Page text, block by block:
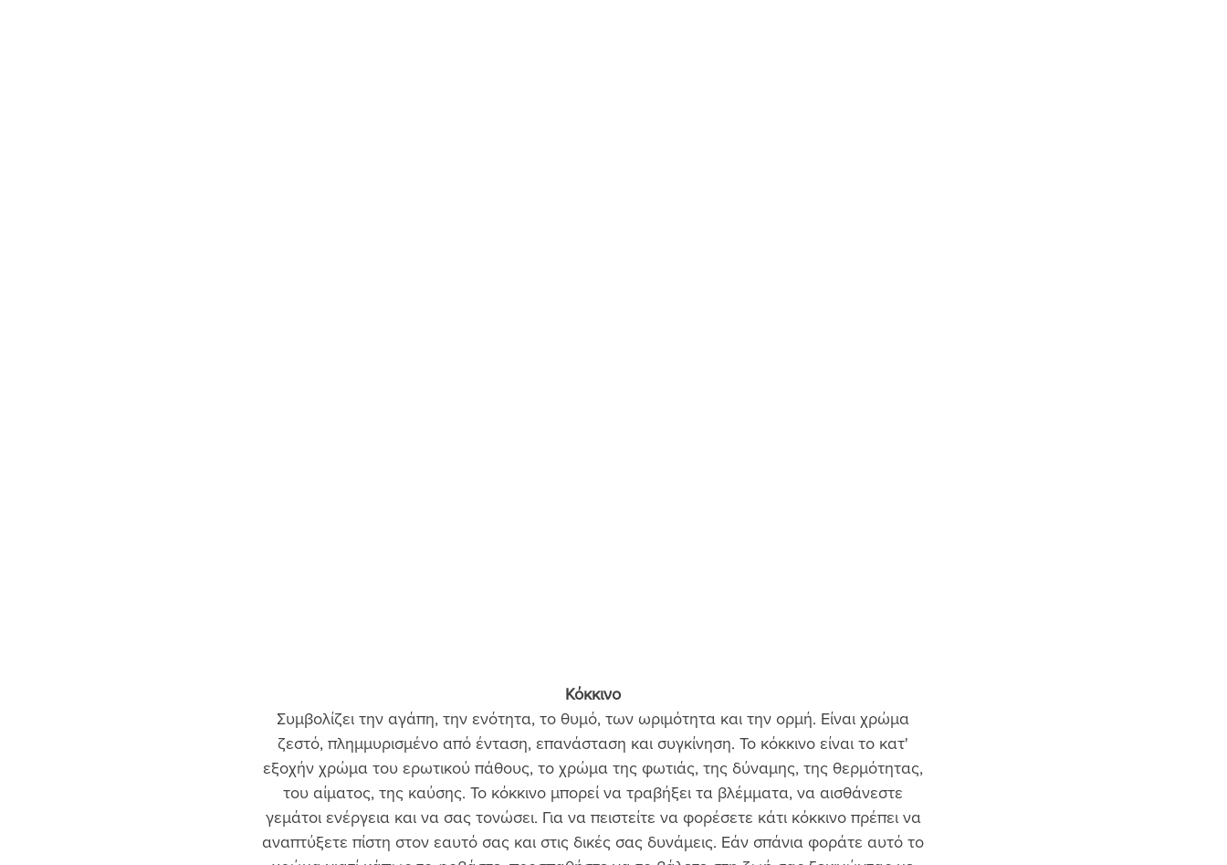
Κόκκινο
Συμβολίζει την αγάπη, την ενότητα, το θυμό, των ωριμότητα και την ορμή. Είναι χρώμα
ζεστό, πλημμυρισμένο από ένταση, επανάσταση και συγκίνηση. Το κόκκινο είναι το κατ'
εξοχήν χρώμα του ερωτικού πάθους, το χρώμα της φωτιάς, της δύναμης, της θερμότητας,
του αίματος, της καύσης. Το κόκκινο μπορεί να τραβήξει τα βλέμματα, να αισθάνεστε
γεμάτοι ενέργεια και να σας τονώσει. Για να πειστείτε να φορέσετε κάτι κόκκινο πρέπει να
αναπτύξετε πίστη στον εαυτό σας και στις δικές σας δυνάμεις. Εάν σπάνια φοράτε αυτό το